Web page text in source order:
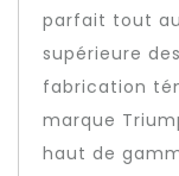
parfait tout
supérieure
fabrication
marque
haut de